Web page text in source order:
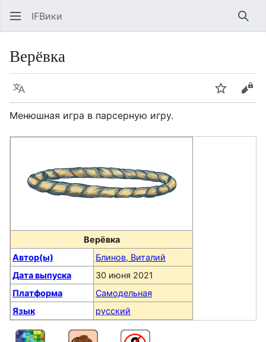
IFВики
Верёвка
Язык Следить
Менюшная игра в парсерную игру.
Верёвка
Автор(ы)
Блинов, Виталий
Дата выпуска
30 июня 2021
Платформа
Самодельная
Язык
русский